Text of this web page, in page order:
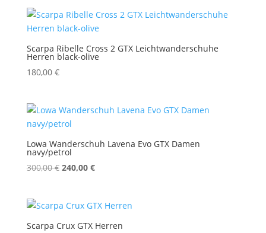
Scarpa Ribelle Cross 2 GTX Leichtwanderschuhe
Herren black-olive
180,00 €
Lowa Wanderschuh Lavena Evo GTX Damen
navy/petrol
300,00€ Ursprünglicher
300,00 €
240,00 €Aktueller
240,00 €.
Scarpa Crux GTX Herren